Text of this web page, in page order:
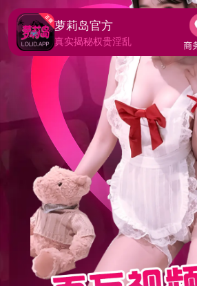
萝莉岛官方
真实揭秘权贵淫乱